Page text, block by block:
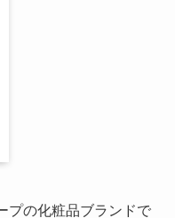
プの化粧品ブランドで